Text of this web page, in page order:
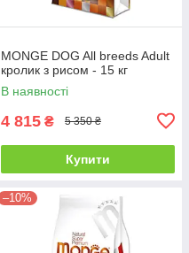
MONGE DOG All breeds Adult
кролик з рисом - 15 кг
В наявності
4 815 ₴ 5 350 ₴
Купити
–10%